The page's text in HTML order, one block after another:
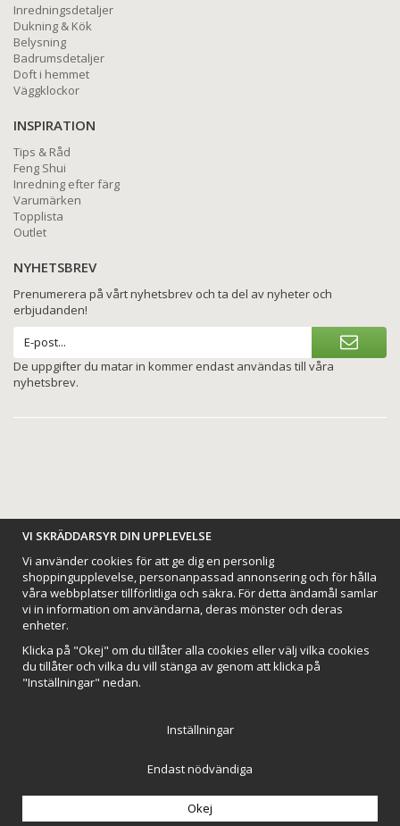
Inredningsdetaljer
Dukning & Kök
Belysning
Badrumsdetaljer
Doft i hemmet
Väggklockor
INSPIRATION
Tips & Råd
Feng Shui
Inredning efter färg
Varumärken
Topplista
Outlet
NYHETSBREV
Prenumerera på vårt nyhetsbrev och ta del av nyheter och
erbjudanden!
De uppgifter du matar in kommer endast användas till våra
nyhetsbrev.
BETALNINGSALTERNATIV
VI SKICKAR MED
Drift & produktion: Wikinggruppen
VI SKRÄDDARSYR DIN UPPLEVELSE
Vi använder cookies för att ge dig en personlig
shoppingupplevelse, personanpassad annonsering och för hålla
våra webbplatser tillförlitliga och säkra. För detta ändamål samlar
vi in information om användarna, deras mönster och deras
enheter.
Klicka på "Okej" om du tillåter alla cookies eller välj vilka cookies
du tillåter och vilka du vill stänga av genom att klicka på
"Inställningar" nedan.
Inställningar
Endast nödvändiga
Okej